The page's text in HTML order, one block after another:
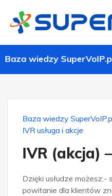
Baza wiedzy
IVR usługa i akcje
IVR (akcja)
Dzięki usłudze możesz:-
powitanie dla klientów